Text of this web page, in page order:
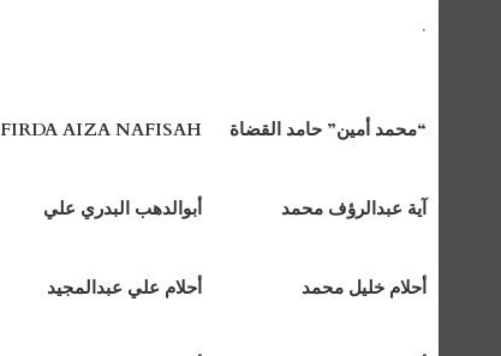
.
“محمد أمين” حامد القضاة FIRDA AIZA NAFISAH
آية عبدالرؤف محمد أبوالدهب البدري علي
أحلام خليل محمد أحلام علي عبدالمجيد